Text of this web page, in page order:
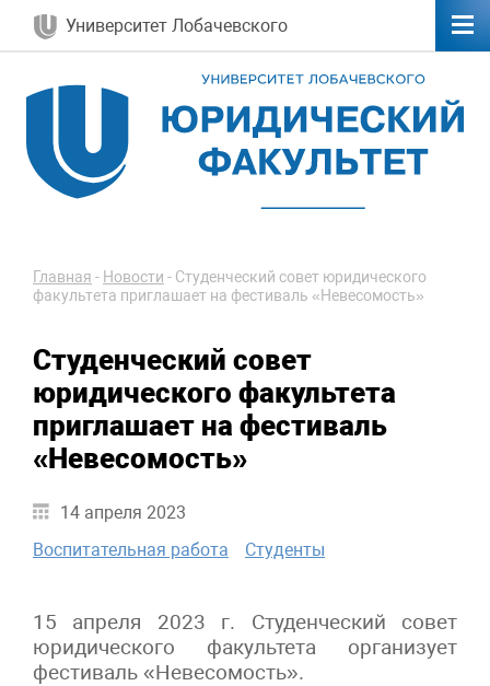
Университет Лобачевского
Главная - Новости - Студенческий совет юридического
факультета приглашает на фестиваль «Невесомость»
Студенческий совет
юридического факультета
приглашает на фестиваль
«Невесомость»
14 апреля 2023
Воспитательная работа
Студенты
15 апреля 2023 г. Студенческий совет
юридического факультета организует
фестиваль «Невесомость».